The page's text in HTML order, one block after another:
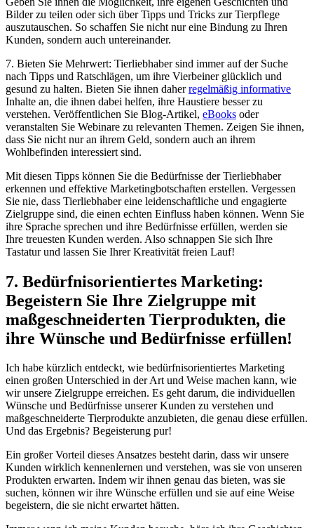
Bilder ‌zu ​teilen oder sich über Tipps und Tricks ⁣zur Tierpflege
auszutauschen. So schaffen Sie nicht nur eine⁣ Bindung zu Ihren
Kunden, sondern auch untereinander.
7.⁣ Bieten Sie‌ Mehrwert: Tierliebhaber sind immer auf der ⁤Suche
nach Tipps und Ratschlägen, um ihre Vierbeiner glücklich und
gesund zu halten. Bieten ‌Sie ihnen daherregelmäßig informative
Inhalte an, die ihnen dabei helfen, ihre Haustiere besser zu
verstehen. Veröffentlichen Sie Blog-Artikel, eBooks ⁣oder
veranstalten‌ Sie Webinare ‌zu relevanten Themen. ⁣Zeigen Sie ihnen,
dass Sie nicht nur an ihrem Geld, ⁤sondern auch an ihrem
Wohlbefinden interessiert sind.
Mit diesen Tipps⁤ können Sie die Bedürfnisse⁢ der‌ Tierliebhaber
erkennen und effektive Marketingbotschaften‍ erstellen. Vergessen
Sie nie, ‍dass Tierliebhaber eine leidenschaftliche⁢ und engagierte
Zielgruppe sind, die einen echten Einfluss haben können. Wenn Sie
‍ihre ‌Sprache sprechen und ihre Bedürfnisse‌ erfüllen, werden ⁣sie
Ihre treuesten Kunden werden. Also schnappen Sie sich Ihre⁣
Tastatur und lassen ‌Sie Ihrer Kreativität freien Lauf!
7. Bedürfnisorientiertes Marketing:
Begeistern Sie⁢ Ihre​ Zielgruppe mit
maßgeschneiderten Tierprodukten, die
ihre Wünsche und Bedürfnisse erfüllen!
Ich habe kürzlich‌ entdeckt, wie bedürfnisorientiertes ‌Marketing
einen großen Unterschied ‌in der Art und Weise machen kann, wie
wir unsere Zielgruppe‌ erreichen.‌ Es geht darum, die individuellen
Wünsche und Bedürfnisse unserer Kunden‌ zu verstehen ⁤und
maßgeschneiderte Tierprodukte anzubieten, die genau diese ‍erfüllen.
Und das Ergebnis? Begeisterung pur!
Ein großer Vorteil dieses Ansatzes besteht⁤ darin, dass wir⁢ unsere
Kunden wirklich⁣ kennenlernen und verstehen, was sie von unseren
Produkten erwarten.⁣ Indem wir ihnen genau das bieten, was sie
⁤suchen, können wir ihre Wünsche erfüllen und ​sie auf eine Weise⁢
begeistern, die ‌sie nicht erwartet hätten.